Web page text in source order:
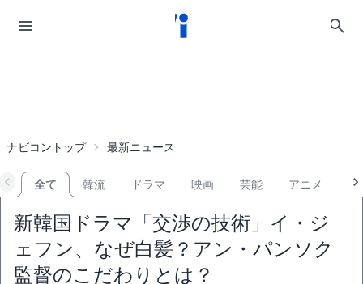
ナビコントップ 最新ニュース
全て 韓流 ドラマ 映画 芸能 アニメ
新韓国ドラマ「交渉の技術」イ・ジ
ェフン、なぜ白髪？アン・パンソク
監督のこだわりとは？